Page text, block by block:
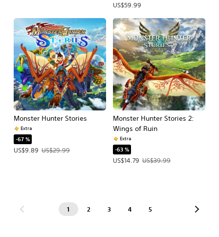
US$59.99
Monster Hunter Stories
Extra
-67 %
US$9.89
Precio de la oferta: US$9.89. Precio original: US$29.99.
US$29.99
Monster Hunter Stories 2:
Wings of Ruin
Extra
-63 %
US$14.79
Precio de la oferta: US$14.79.
US$39.99
1 2 3 4 5